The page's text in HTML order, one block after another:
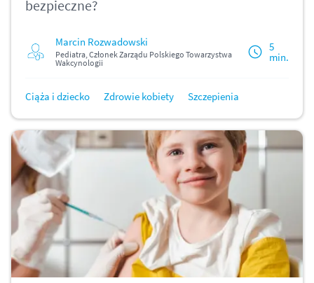
bezpieczne?
Marcin Rozwadowski
Pediatra, Członek Zarządu Polskiego Towarzystwa
Wakcynologii
5
min.
Ciąża i dziecko Zdrowie kobiety Szczepienia